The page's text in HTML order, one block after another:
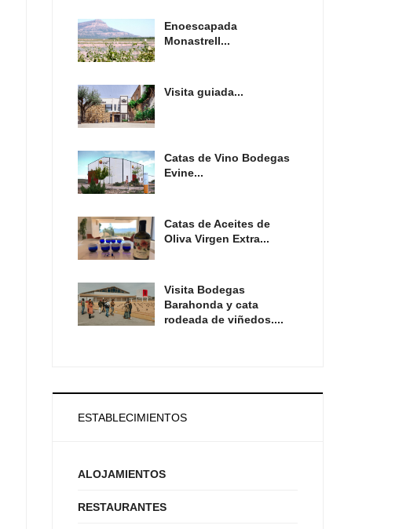
Enoescapada
Monastrell...
Visita guiada...
Catas de Vino Bodegas
Evine...
Catas de Aceites de
Oliva Virgen Extra...
Visita Bodegas
Barahonda y cata
rodeada de viñedos....
ESTABLECIMIENTOS
ALOJAMIENTOS
RESTAURANTES